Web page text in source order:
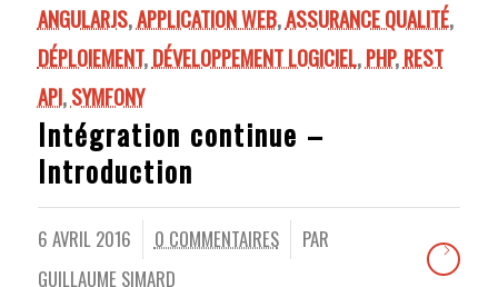
ANGULARJS,APPLICATION WEB,ASSURANCE QUALITÉ,
DÉPLOIEMENT,DÉVELOPPEMENT LOGICIEL,PHP,REST
API,SYMFONY
Intégration continue –
Introduction
6 AVRIL 2016 0 COMMENTAIRES
/
PAR
GUILLAUME SIMARD